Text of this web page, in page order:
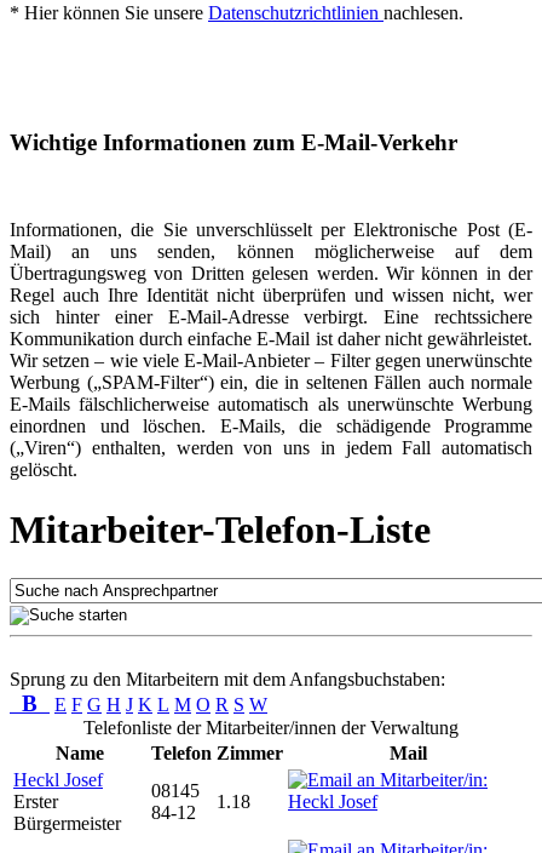
* Hier können Sie unsere Datenschutzrichtlinien nachlesen.
Wichtige Informationen zum E-Mail-Verkehr
Informationen, die Sie unverschlüsselt per Elektronische Post (E-
Mail) an uns senden, können möglicherweise auf dem
Übertragungsweg von Dritten gelesen werden. Wir können in der
Regel auch Ihre Identität nicht überprüfen und wissen nicht, wer
sich hinter einer E-Mail-Adresse verbirgt. Eine rechtssichere
Kommunikation durch einfache E-Mail ist daher nicht gewährleistet.
Wir setzen – wie viele E-Mail-Anbieter – Filter gegen unerwünschte
Werbung („SPAM-Filter“) ein, die in seltenen Fällen auch normale
E-Mails fälschlicherweise automatisch als unerwünschte Werbung
einordnen und löschen. E-Mails, die schädigende Programme
(„Viren“) enthalten, werden von uns in jedem Fall automatisch
gelöscht.
Mitarbeiter-Telefon-Liste
Sprung zu den Mitarbeitern mit dem Anfangsbuchstaben:
B E F G H J K L M O R S W
Telefonliste der Mitarbeiter/innen der Verwaltung
Name
Telefon Zimmer
Mail
Heckl Josef
Erster
Bürgermeister
08145
84-12
1.18